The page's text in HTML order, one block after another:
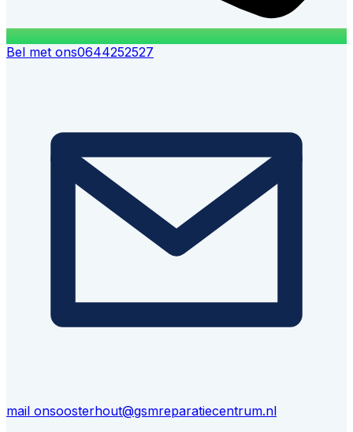
Bel met ons0644252527
mail onsoosterhout@gsmreparatiecentrum.nl